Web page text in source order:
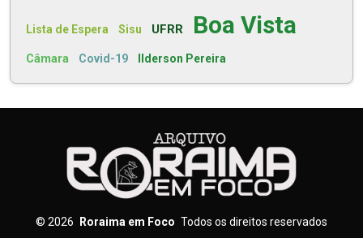
Lista de Espera Sisu UFRR Boa Vista
Câmara Covid-19 Ilderson Pereira
© 2026 Roraima em Foco Todos os direitos reservados